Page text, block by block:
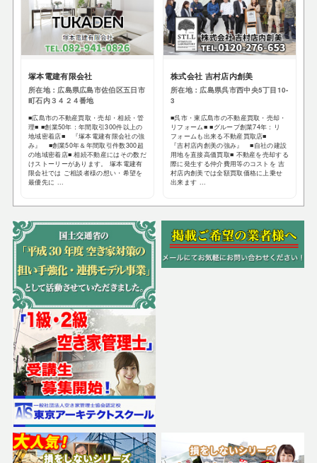
塚本電建有限会社
所在地：広島県広島市佐伯区五日市
町石内３４２４番地
■広島市の不動産買取・売却・相続・管
理■ ■創業50年：年間取引300件以上の
地域密着店■ 『塚本電建有限会社の強
み』 ■創業50年＆年間取引件数300超
の地域密着店■ 相続不動産にはその数だ
けストーリーがあります。 塚本電建有
限会社では ご相談者様の想い・希望を
最優先に ...
株式会社 吉村店内創美
所在地：広島県呉市西中央5丁目10-
3
■呉市・東広島市の不動産買取・売却・
リフォーム■ ■グループ創業74年：リ
フォームも出来る不動産買取店■
『吉村店内創美の強み』 ■自社の建設
用地を直接高価買取■ 不動産を売却する
際に発生する仲介費用等のコストを 吉
村店内創美では全額買取価格に上乗せ
出来ます ...